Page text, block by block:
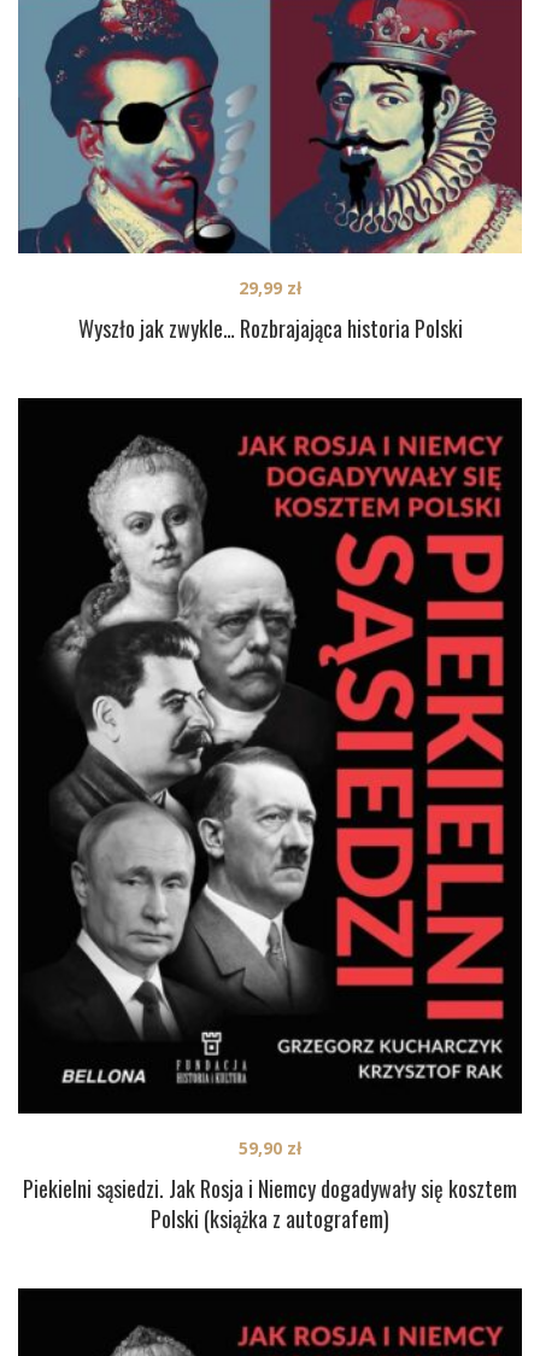
Wyszło jak zwykle… Rozbrajająca historia Polski
29,99 zł
Piekielni sąsiedzi. Jak Rosja i Niemcy dogadywały się kosztem
Polski (książka z autografem)
59,90 zł